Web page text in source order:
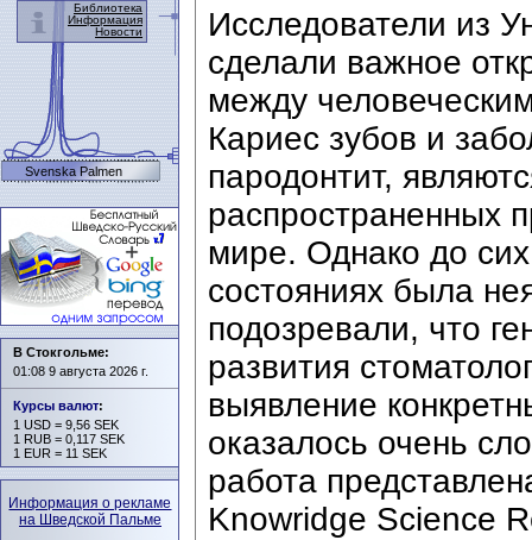
Исследователи из
сделали важное
между
Кариес зубов и
пародонтит,
распространенных
мире. Однако до сих
состояниях была
подозревали, что
развития
выявление
оказалось очень
работа
Knowridge Science
Библиотека
Информация
Новости
Svenska Palmen
В Стокгольме:
01:08 9 августа 2026 г.
Курсы валют:
1 USD = 9,56 SEK
1 RUB = 0,117 SEK
1 EUR = 11 SEK
Информация о рекламе
на Шведской Пальме